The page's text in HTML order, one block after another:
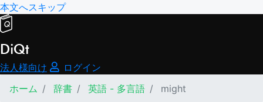
本文へスキップ
DiQt
法人様向け
ログイン
ホーム
辞書 英語 - 多言語 might